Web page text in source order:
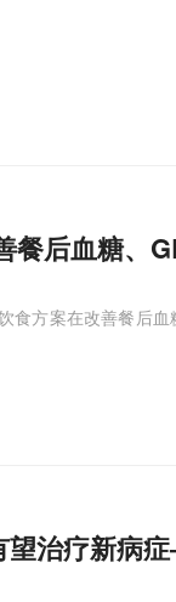
餐后血糖、
食方案在改善餐后
望治疗新病